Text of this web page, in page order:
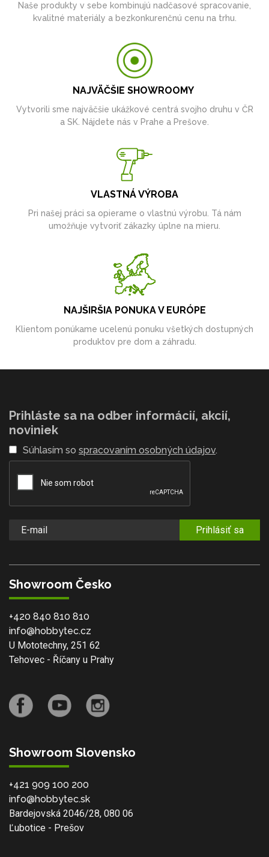
Naše produkty v sebe kombinujú nadčasové spracovanie,
kvalitné materiály a bezkonkurenčnú cenu na trhu.
NAJVÄČŠIE SHOWROOMY
Vytvorili sme najväčšie ukážkové centrá svojho druhu v ČR
a SK. Nájdete nás v Prahe a Prešove.
VLASTNÁ VÝROBA
Pri našej práci sa opierame o vlastnú výrobu. Tá nám
umožňuje vytvoriť zákazky úplne na mieru.
NAJŠIRŠIA PONUKA V EURÓPE
Klientom ponúkame ucelenú ponuku všetkých dostupných
produktov pre dom a záhradu.
Prihláste sa na odber informácií, akcií,
noviniek
Súhlasím so spracovaním osobných údajov.
Prihlásiť sa
Showroom Česko
+420 840 810 810
info@hobbytec.cz
U Mototechny, 251 62
Tehovec - Říčany u Prahy
Showroom Slovensko
+421 909 100 200
info@hobbytec.sk
Bardejovská 2046/28, 080 06
Ľubotice - Prešov